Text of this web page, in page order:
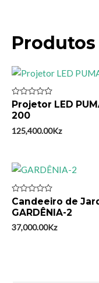
Avaliação
0
de
Projetor LED
200
125,400.00Kz
Avaliação
0
de
5
Candeeiro de
GARDÊNIA-2
37,000.00Kz